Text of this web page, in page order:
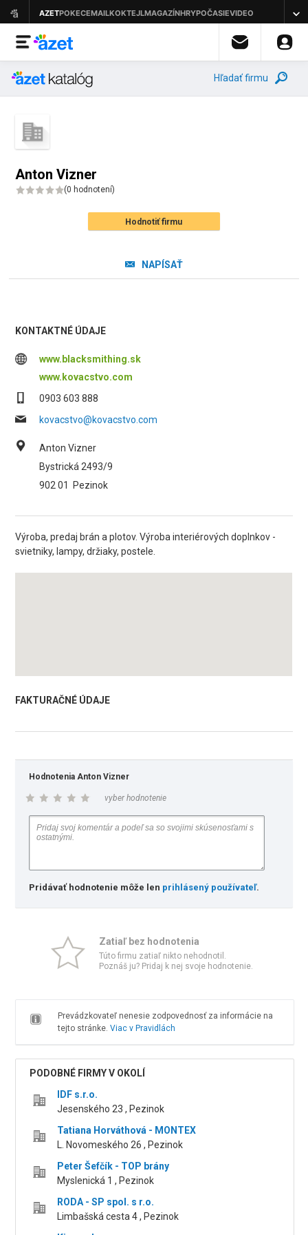
Hľadať firmu
Anton Vizner
(0 hodnotení)
Hodnotiť firmu
NAPÍSAŤ
KONTAKTNÉ ÚDAJE
www.blacksmithing.sk
www.kovacstvo.com
0903 603 888
kovacstvo@kovacstvo.com
Anton Vizner
Bystrická 2493/9
902 01
Pezinok
Výroba, predaj brán a plotov. Výroba interiérových doplnkov -
svietniky, lampy, držiaky, postele.
FAKTURAČNÉ ÚDAJE
Hodnotenia Anton Vizner
vyber hodnotenie
Pridávať hodnotenie môže len prihlásený používateľ.
Zatiaľ bez hodnotenia
Túto firmu zatiaľ nikto nehodnotil.
Poznáš ju? Pridaj k nej svoje hodnotenie.
Prevádzkovateľ nenesie zodpovednosť za informácie na
tejto stránke. Viac v Pravidlách
PODOBNÉ FIRMY V OKOLÍ
IDF s.r.o.
Jesenského 23 , Pezinok
Tatiana Horváthová - MONTEX
L. Novomeského 26 , Pezinok
Peter Šefčík - TOP brány
Myslenická 1 , Pezinok
RODA - SP spol. s r.o.
Limbašská cesta 4 , Pezinok